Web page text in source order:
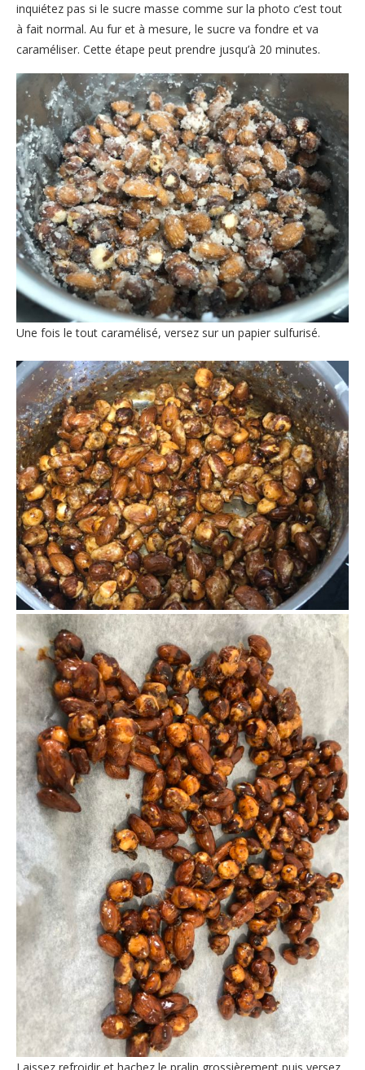
inquiétez pas si le sucre masse comme sur la photo c’est tout
à fait normal. Au fur et à mesure, le sucre va fondre et va
caraméliser. Cette étape peut prendre jusqu’à 20 minutes.
Une fois le tout caramélisé, versez sur un papier sulfurisé.